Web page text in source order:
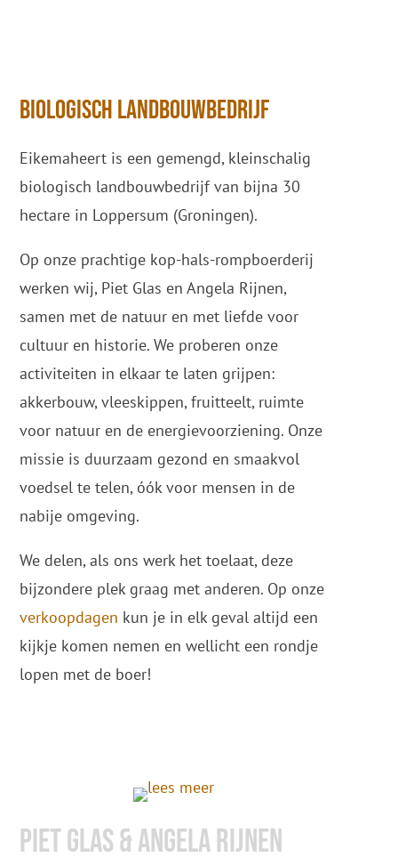
biologisch landbouwbedrijf
Eikemaheert is een gemengd, kleinschalig
biologisch landbouwbedrijf van bijna 30
hectare in Loppersum (Groningen).
Op onze prachtige kop-hals-rompboerderij
werken wij, Piet Glas en Angela Rijnen,
samen met de natuur en met liefde voor
cultuur en historie. We proberen onze
activiteiten in elkaar te laten grijpen:
akkerbouw, vleeskippen, fruitteelt, ruimte
voor natuur en de energievoorziening. Onze
missie is duurzaam gezond en smaakvol
voedsel te telen, óók voor mensen in de
nabije omgeving.
We delen, als ons werk het toelaat, deze
bijzondere plek graag met anderen. Op onze
verkoopdagen kun je in elk geval altijd een
kijkje komen nemen en wellicht een rondje
lopen met de boer!
Piet glas & Angela rijnen